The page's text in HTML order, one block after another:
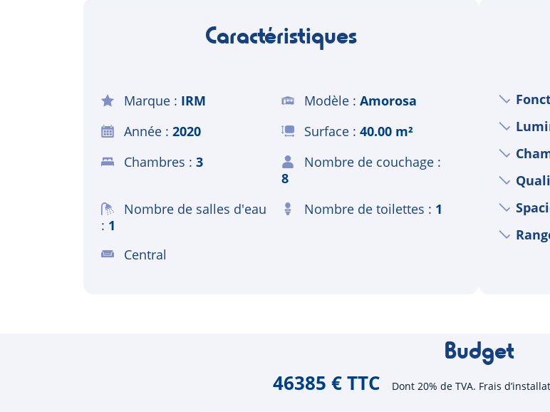
Caractéristiques
Marque IRM Modèle
Amorosa
Année
2020 Surface
40.00 m²
Chambres
3
Nombre de couchage
8
Nombre de salles d'eau
1
Nombre de toilettes 1
Central
Budget
46385 € TTC Dont 20% de TVA. Frais